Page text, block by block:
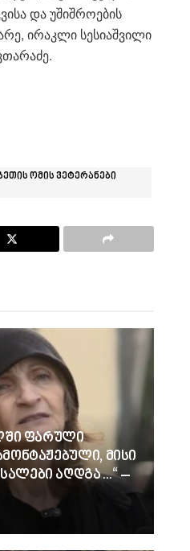
და უშიშროების
ირაკლი სესიაშვილი
ომის ვეტერანები
ფარული
მისი
აღდგა…“ –